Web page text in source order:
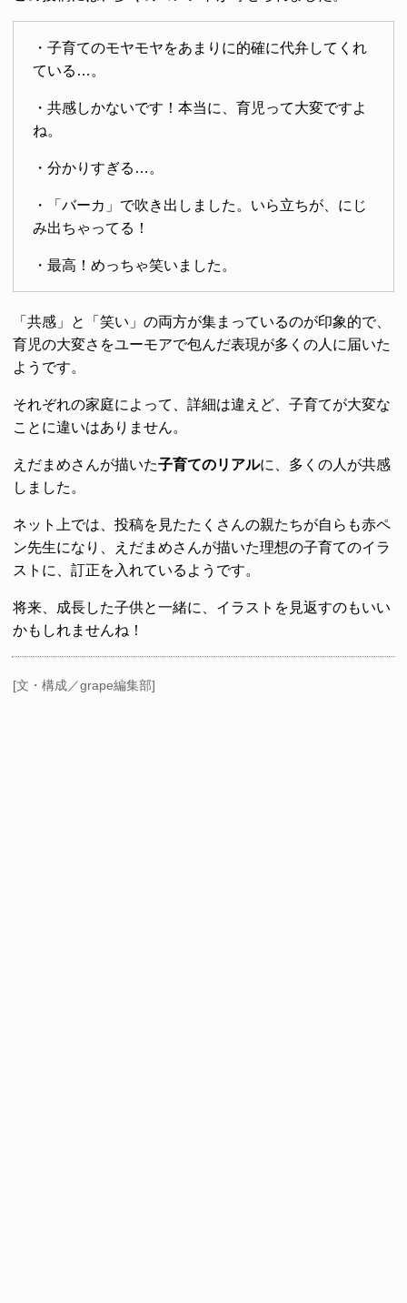
・子育てのモヤモヤをあまりに的確に代弁してくれ
ている…。
・共感しかないです！本当に、育児って大変ですよ
ね。
・分かりすぎる…。
・「バーカ」で吹き出しました。いら立ちが、にじ
み出ちゃってる！
・最高！めっちゃ笑いました。
「共感」と「笑い」の両方が集まっているのが印象的で、
育児の大変さをユーモアで包んだ表現が多くの人に届いた
ようです。
それぞれの家庭によって、詳細は違えど、子育てが大変な
ことに違いはありません。
えだまめさんが描いた子育てのリアルに、多くの人が共感
しました。
ネット上では、投稿を見たたくさんの親たちが自らも赤ペ
ン先生になり、えだまめさんが描いた理想の子育てのイラ
ストに、訂正を入れているようです。
将来、成長した子供と一緒に、イラストを見返すのもいい
かもしれませんね！
[文・構成／grape編集部]